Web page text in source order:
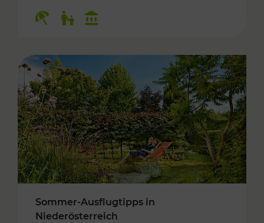
Sommer-Ausflugtipps in
Niederösterreich